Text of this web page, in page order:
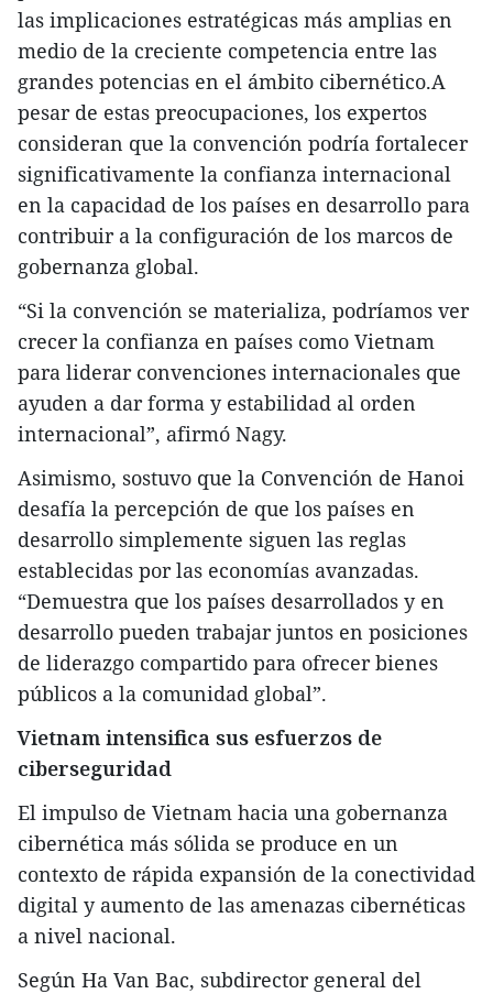
las implicaciones estratégicas más amplias en
medio de la creciente competencia entre las
grandes potencias en el ámbito cibernético.A
pesar de estas preocupaciones, los expertos
consideran que la convención podría fortalecer
significativamente la confianza internacional
en la capacidad de los países en desarrollo para
contribuir a la configuración de los marcos de
gobernanza global.
“Si la convención se materializa, podríamos ver
crecer la confianza en países como Vietnam
para liderar convenciones internacionales que
ayuden a dar forma y estabilidad al orden
internacional”, afirmó Nagy.
Asimismo, sostuvo que la Convención de Hanoi
desafía la percepción de que los países en
desarrollo simplemente siguen las reglas
establecidas por las economías avanzadas.
“Demuestra que los países desarrollados y en
desarrollo pueden trabajar juntos en posiciones
de liderazgo compartido para ofrecer bienes
públicos a la comunidad global”.
Vietnam intensifica sus esfuerzos de
ciberseguridad
El impulso de Vietnam hacia una gobernanza
cibernética más sólida se produce en un
contexto de rápida expansión de la conectividad
digital y aumento de las amenazas cibernéticas
a nivel nacional.
Según Ha Van Bac, subdirector general del